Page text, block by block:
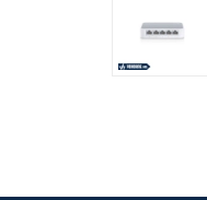
5. Tiết kiệm